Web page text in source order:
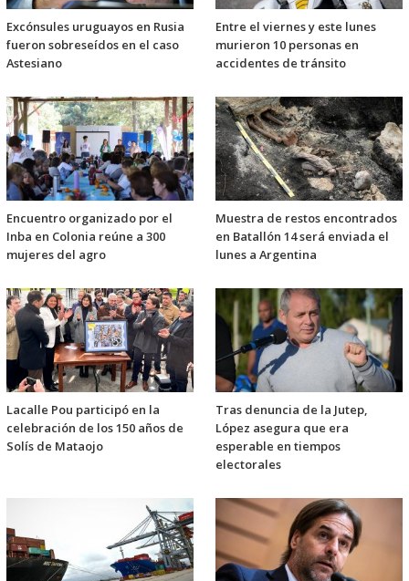
Excónsules uruguayos en Rusia
fueron sobreseídos en el caso
Astesiano
Entre el viernes y este lunes
murieron 10 personas en
accidentes de tránsito
Encuentro organizado por el
Inba en Colonia reúne a 300
mujeres del agro
Muestra de restos encontrados
en Batallón 14 será enviada el
lunes a Argentina
Lacalle Pou participó en la
celebración de los 150 años de
Solís de Mataojo
Tras denuncia de la Jutep,
López asegura que era
esperable en tiempos
electorales